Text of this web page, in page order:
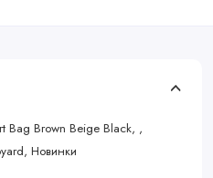
Bag Brown Beige Black, ,
Новинки